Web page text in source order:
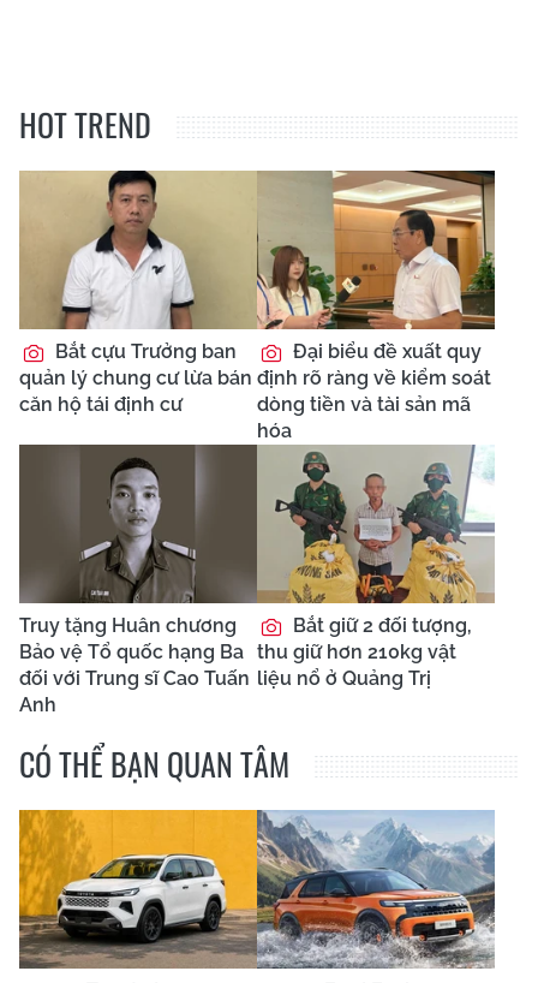
HOT TREND
Bắt cựu Trưởng ban
quản lý chung cư lừa bán
căn hộ tái định cư
Đại biểu đề xuất quy
định rõ ràng về kiểm soát
dòng tiền và tài sản mã
hóa
Truy tặng Huân chương
Bảo vệ Tổ quốc hạng Ba
đối với Trung sĩ Cao Tuấn
Anh
Bắt giữ 2 đối tượng,
thu giữ hơn 210kg vật
liệu nổ ở Quảng Trị
CÓ THỂ BẠN QUAN TÂM